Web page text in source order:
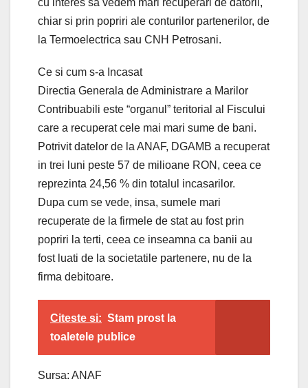
chiar si prin popriri ale conturilor partenerilor, de
la Termoelectrica sau CNH Petrosani.
Ce si cum s-a Incasat
Directia Generala de Administrare a Marilor
Contribuabili este “organul” teritorial al Fiscului
care a recuperat cele mai mari sume de bani.
Potrivit datelor de la ANAF, DGAMB a recuperat
in trei luni peste 57 de milioane RON, ceea ce
reprezinta 24,56 % din totalul incasarilor.
Dupa cum se vede, insa, sumele mari
recuperate de la firmele de stat au fost prin
popriri la terti, ceea ce inseamna ca banii au
fost luati de la societatile partenere, nu de la
firma debitoare.
Citeste si: Stam prost la
toaletele publice
Sursa: ANAF